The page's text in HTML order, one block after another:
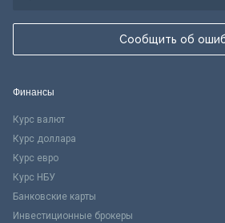
Сообщить об
Финансы
Курс валют
Курс доллара
Курс евро
Курс НБУ
Банковские карты
Инвестиционные брокеры